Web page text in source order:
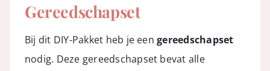
Gereedschapset
Bij dit DIY-Pakket heb je eengereedschapset
nodig. Deze gereedschapset bevat alle